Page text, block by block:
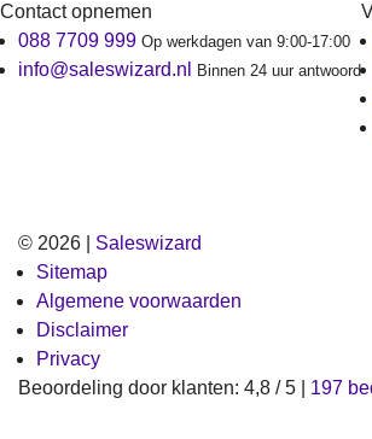
Contact opnemen
088 7709 999 Op werkdagen van 9:00-17:00
info@saleswizard.nl Binnen 24 uur antwoord
© 2026 | Saleswizard
Sitemap
Algemene voorwaarden
Disclaimer
Privacy
Beoordeling door klanten: 4,8 /5 197